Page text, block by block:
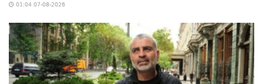
01:04 07-08-2026